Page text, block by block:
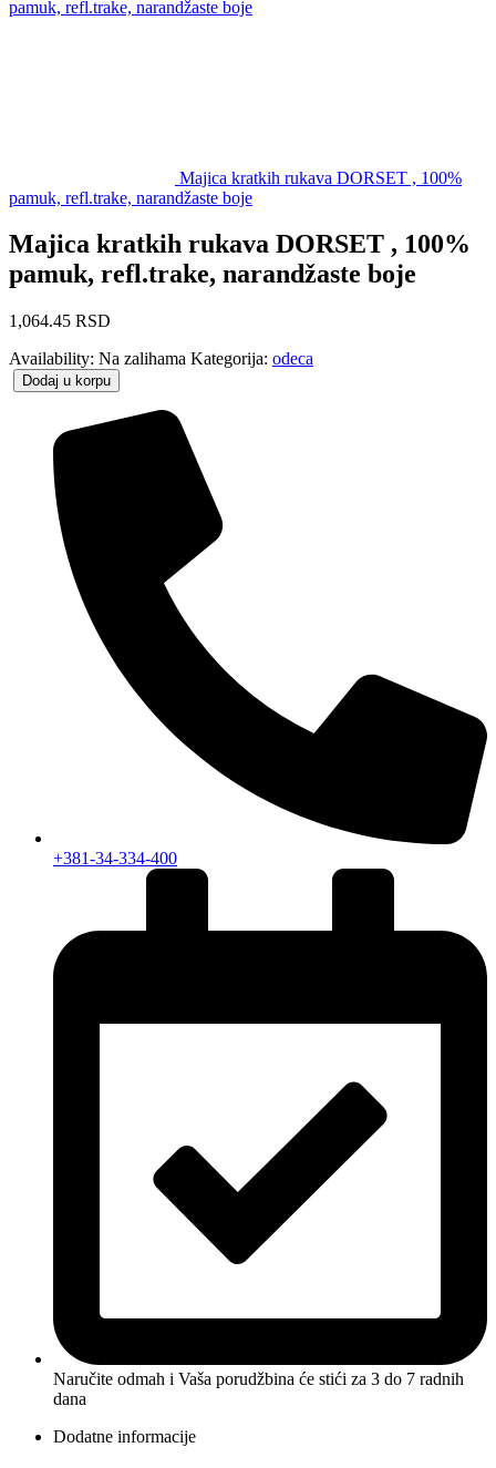
pamuk, refl.trake, narandžaste boje
Majica kratkih rukava DORSET , 100%
pamuk, refl.trake, narandžaste boje
Majica kratkih rukava DORSET , 100%
pamuk, refl.trake, narandžaste boje
1,064.45 RSD
Availability: Na zalihama Kategorija: odeca
Dodaj u korpu
+381-34-334-400
Naručite odmah i Vaša porudžbina će stići za 3 do 7 radnih
dana
Dodatne informacije